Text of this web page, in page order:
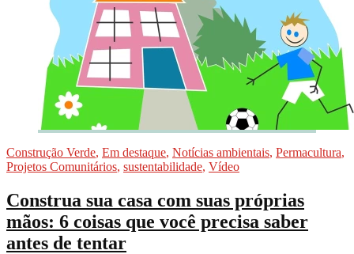
Construção Verde, Em destaque, Notícias ambientais, Permacultura,
Projetos Comunitários, sustentabilidade, Vídeo
Construa sua casa com suas próprias
mãos: 6 coisas que você precisa saber
antes de tentar